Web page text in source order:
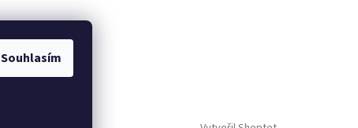
Souhlasím